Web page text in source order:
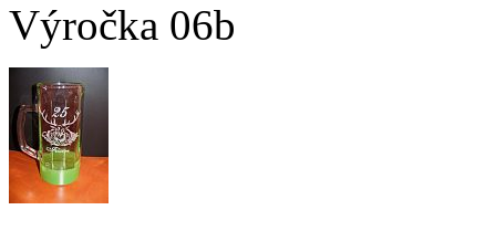
Výročka 06b